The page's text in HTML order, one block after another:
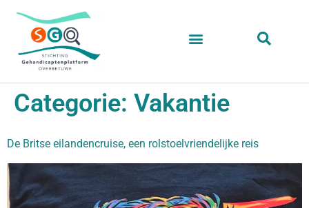
Categorie: Vakantie
De Britse eilandencruise, een rolstoelvriendelijke reis